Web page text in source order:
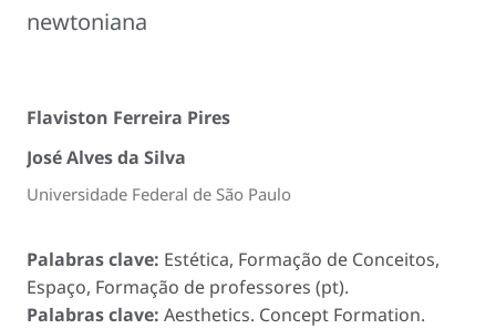
newtoniana
Flaviston Ferreira Pires
José Alves da Silva
Universidade Federal de São Paulo
Palabras clave: Estética, Formação de Conceitos,
Espaço, Formação de professores (pt).
Palabras clave: Aesthetics. Concept Formation.